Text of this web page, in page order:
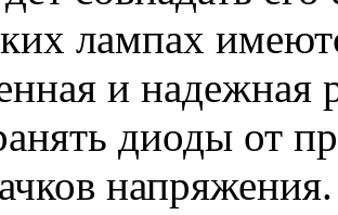
лампах
и надежная
диоды от